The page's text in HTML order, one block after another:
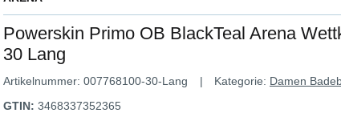
Powerskin Primo OB BlackTeal Arena
30 Lang
Artikelnummer: 007768100-30-Lang Kategorie: Damen
GTIN: 3468337352365